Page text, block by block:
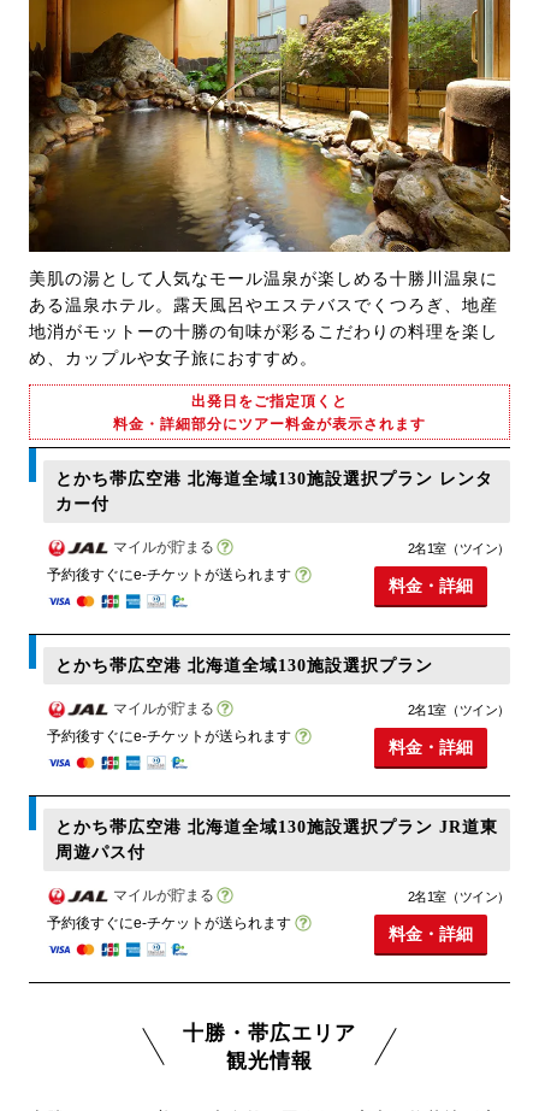
美肌の湯として人気なモール温泉が楽しめる十勝川温泉に
ある温泉ホテル。露天風呂やエステバスでくつろぎ、地産
地消がモットーの十勝の旬味が彩るこだわりの料理を楽し
め、カップルや女子旅におすすめ。
出発日をご指定頂くと
料金・詳細部分にツアー料金が表示されます
とかち帯広空港 北海道全域130施設選択プラン レンタ
カー付
マイルが貯まる
予約後すぐにe-チケットが送られます
2名1室（ツイン）
料金・詳細
とかち帯広空港 北海道全域130施設選択プラン
マイルが貯まる
予約後すぐにe-チケットが送られます
2名1室（ツイン）
料金・詳細
とかち帯広空港 北海道全域130施設選択プラン JR道東
周遊パス付
マイルが貯まる
予約後すぐにe-チケットが送られます
2名1室（ツイン）
料金・詳細
十勝・帯広エリア
観光情報